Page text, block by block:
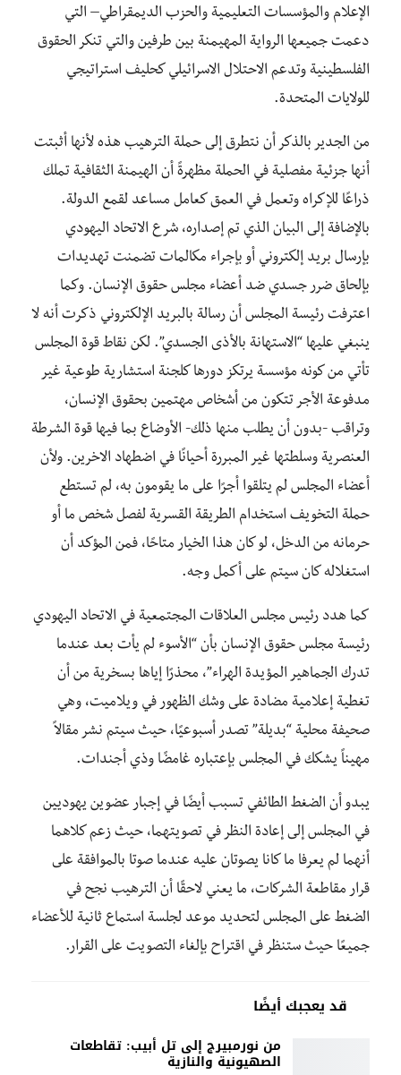
الإعلام والمؤسسات التعليمية والحزب الديمقراطي– التي
دعمت جميعها الرواية المهيمنة بين طرفين والتي تنكر الحقوق
الفلسطينية وتدعم الاحتلال الاسرائيلي كحليف استراتيجي
للولايات المتحدة.
من الجدير بالذكر أن نتطرق إلى حملة الترهيب هذه لأنها أثبتت
أنها جزئية مفصلية في الحملة مظهرةً أن الهيمنة الثقافية تملك
ذراعًا للإكراه وتعمل في العمق كعامل مساعد لقمع الدولة.
بالإضافة إلى البيان الذي تم إصداره، شرع الاتحاد اليهودي
بإرسال بريد إلكتروني أو بإجراء مكالمات تضمنت تهديدات
بإلحاق ضرر جسدي ضد أعضاء مجلس حقوق الإنسان. وكما
اعترفت رئيسة المجلس أن رسالة بالبريد الإلكتروني ذكرت أنه لا
ينبغي عليها “الاستهانة بالأذى الجسدي”. لكن نقاط قوة المجلس
تأتي من كونه مؤسسة يرتكز دورها كلجنة استشارية طوعية غير
مدفوعة الأجر تتكون من أشخاص مهتمين بحقوق الإنسان،
وتراقب -بدون أن يطلب منها ذلك- الأوضاع بما فيها قوة الشرطة
العنصرية وسلطتها غير المبررة أحيانًا في اضطهاد الاخرين. ولأن
أعضاء المجلس لم يتلقوا أجرًا على ما يقومون به، لم تستطع
حملة التخويف استخدام الطريقة القسرية لفصل شخص ما أو
حرمانه من الدخل، لو كان هذا الخيار متاحًا، فمن المؤكد أن
استغلاله كان سيتم على أكمل وجه.
كما هدد رئيس مجلس العلاقات المجتمعية في الاتحاد اليهودي
رئيسة مجلس حقوق الإنسان بأن “الأسوء لم يأت بعد عندما
تدرك الجماهير المؤيدة الهراء”، محذرًا إياها بسخرية من أن
تغطية إعلامية مضادة على وشك الظهور في ويلاميت، وهي
صحيفة محلية “بديلة” تصدر أسبوعيًا، حيث سيتم نشر مقالاً
مهيناً يشكك في المجلس بإعتباره غامضًا وذي أجندات.
يبدو أن الضغط الطائفي تسبب أيضًا في إجبار عضوين يهوديين
في المجلس إلى إعادة النظر في تصويتهما، حيث زعم كلاهما
أنهما لم يعرفا ما كانا يصوتان عليه عندما صوتا بالموافقة على
قرار مقاطعة الشركات، ما يعني لاحقًا أن الترهيب نجح في
الضغط على المجلس لتحديد موعد لجلسة استماع ثانية للأعضاء
جميعًا حيث ستنظر في اقتراح بإلغاء التصويت على القرار.
قد يعجبك أيضًا
من نورمبيرج إلى تل أبيب: تقاطعات
الصهيونية والنازية